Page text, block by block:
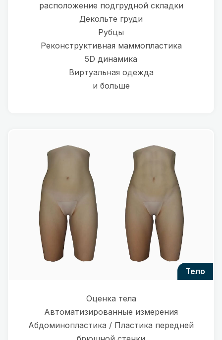
расположение подгрудной складки
Декольте груди
Рубцы
Реконструктивная маммопластика
5D динамика
Виртуальная одежда
и больше
тело
Оценка тела
Автоматизированные измерения
Абдоминопластика / Пластика передней